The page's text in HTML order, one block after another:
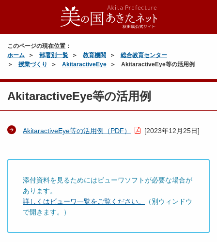
このページの現在位置：
ホーム
部署別一覧 教育機関
総合教育センター
授業づくり
AkitaractiveEye AkitaractiveEye等の活用例
AkitaractiveEye等の活用例
AkitaractiveEye等の活用例（PDF） [2023年12月25日]
添付資料を見るためにはビューワソフトが必要な場合が
あります。
詳しくはビューワ一覧をご覧ください。
（別ウィンドウ
で開きます。）